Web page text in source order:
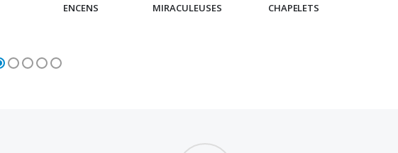
ENCENS MIRACULEUSES CHAPELETS